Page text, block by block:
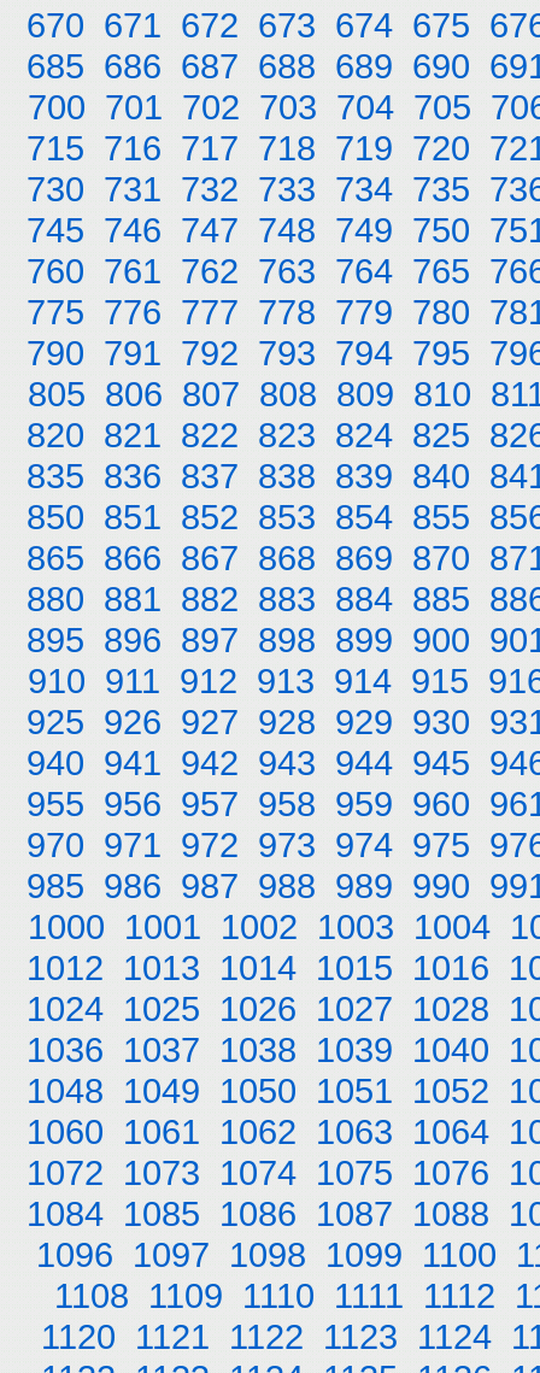
670 671 672 673 674 675
685 686 687 688 689 690
700 701 702 703 704 705
715 716 717 718 719 720
730 731 732 733 734 735
745 746 747 748 749 750
760 761 762 763 764 765
775 776 777 778 779 780
790 791 792 793 794 795
805 806 807 808 809 810
820 821 822 823 824 825
835 836 837 838 839 840
850 851 852 853 854 855
865 866 867 868 869 870
880 881 882 883 884 885
895 896 897 898 899 900
910 911 912 913 914 915
925 926 927 928 929 930
940 941 942 943 944 945
955 956 957 958 959 960
970 971 972 973 974 975
985 986 987 988 989 990
1000 1001 1002 1003 1004
1012 1013 1014 1015 1016
1024 1025 1026 1027 1028
1036 1037 1038 1039 1040
1048 1049 1050 1051 1052
1060 1061 1062 1063 1064
1072 1073 1074 1075 1076
1084 1085 1086 1087 1088
1096 1097 1098 1099 1100
1108 1109 1110 1111 1112
1120 1121 1122 1123 1124